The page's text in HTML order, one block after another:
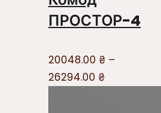
ПРОСТОР-4
20048.00 ₴ –
26294.00 ₴